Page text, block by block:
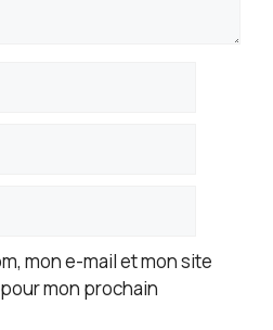
mon e-mail et mon site
mon prochain